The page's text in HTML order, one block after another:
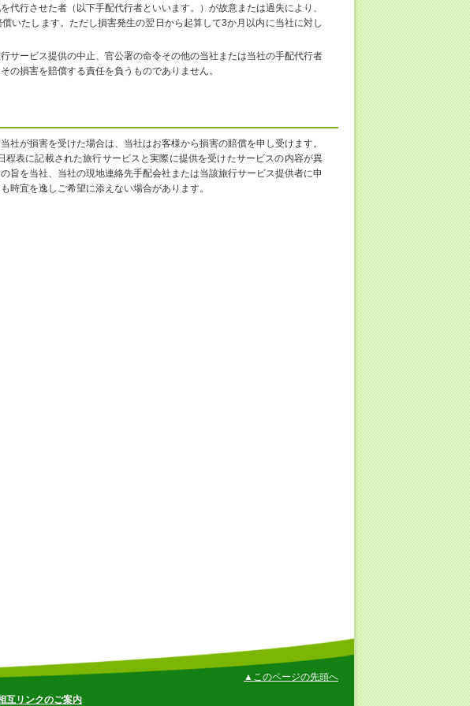
代行させた者（以下手配代行者といいます。）が故意または過失により、
いたします。ただし損害発生の翌日から起算して3か月以内に当社に対し
サービス提供の中止、官公署の命令その他の当社または当社の手配代行者
の損害を賠償する責任を負うものでありません。
社が損害を受けた場合は、当社はお客様から損害の賠償を申し受けます。
表に記載された旅行サービスと実際に提供を受けたサービスの内容が異
旨を当社、当社の現地連絡先手配会社または当該旅行サービス提供者に申
時宜を逸しご希望に添えない場合があります。
▲このページの先頭へ
互リンクのご案内